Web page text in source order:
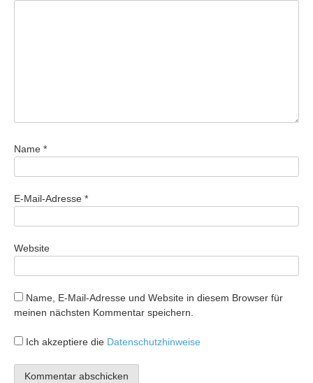
Name *
E-Mail-Adresse *
Website
Name, E-Mail-Adresse und Website in diesem Browser für
meinen nächsten Kommentar speichern.
Ich akzeptiere die Datenschutzhinweise